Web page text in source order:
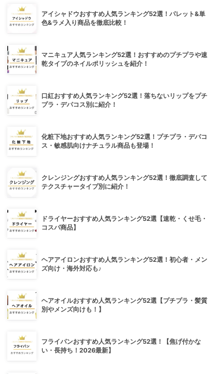
アイシャドウおすすめ人気ランキング52選！パレット&単
色&ラメ入り商品を徹底比較！
マニキュア人気ランキング52選！おすすめのプチプラや速
乾タイプのネイルポリッシュを紹介！
口紅おすすめ人気ランキング52選！落ちないリップをプチ
プラ・デパコス別に紹介！
化粧下地おすすめ人気ランキング52選！プチプラ・デパコ
ス・敏感肌向けナチュラル商品も登場！
クレンジングおすすめ人気ランキング52選！徹底調査して
テクスチャータイプ別に紹介！
ドライヤーおすすめ人気ランキング52選【速乾・くせ毛・
コスパ商品】
ヘアアイロンおすすめ人気ランキング52選！初心者・メン
ズ向け・海外対応も♪
ヘアオイルおすすめ人気ランキング52選【プチプラ・髪質
別やメンズ向けも！】
フライパンおすすめ人気ランキング52選！【焦げ付かな
い・長持ち！2026最新】